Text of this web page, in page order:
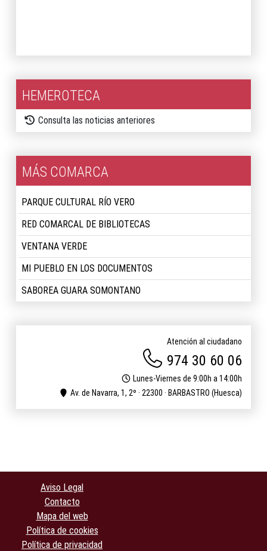
HEMEROTECA
Consulta las noticias anteriores
MÁS COMARCA
PARQUE CULTURAL RÍO VERO
RED COMARCAL DE BIBLIOTECAS
VENTANA VERDE
MI PUEBLO EN LOS DOCUMENTOS
SABOREA GUARA SOMONTANO
Atención al ciudadano
974 30 60 06
Lunes-Viernes de 9:00h a 14:00h
Av. de Navarra, 1, 2º · 22300 · BARBASTRO (Huesca)
Aviso Legal
Contacto
Mapa del web
Política de cookies
Política de privacidad